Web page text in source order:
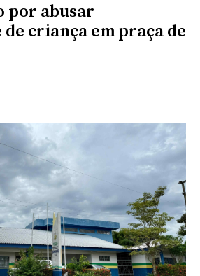
por abusar
criança em praça de